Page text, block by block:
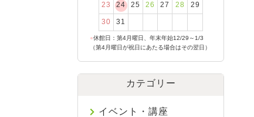
23 24 25 26 27 28 29
30 31
●休館日：第4月曜日、年末年始12/29～1/3
（第4月曜日が祝日にあたる場合はその翌日）
カテゴリー
イベント・講座